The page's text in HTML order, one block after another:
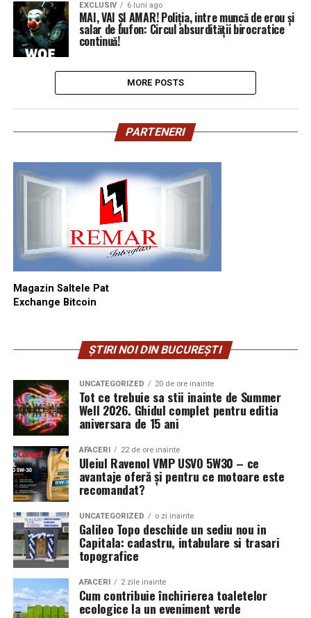
EXCLUSIV 6 luni ago
MAI, VAI ȘI AMAR! Poliția, intre muncă de erou și
salar de bufon: Circul absurdității birocratice
continuă!
MORE POSTS
PARTENERI
Magazin Saltele Pat
Exchange Bitcoin
ȘTIRI NOI DIN BUCUREȘTI
UNCATEGORIZED 20 de ore inainte
Tot ce trebuie sa stii inainte de Summer
Well 2026. Ghidul complet pentru editia
aniversara de 15 ani
AFACERI 22 de ore inainte
Uleiul Ravenol VMP USVO 5W30 – ce
avantaje oferă și pentru ce motoare este
recomandat?
UNCATEGORIZED o zi inainte
Galileo Topo deschide un sediu nou in
Capitala: cadastru, intabulare si trasari
topografice
AFACERI 2 zile inainte
Cum contribuie închirierea toaletelor
ecologice la un eveniment verde